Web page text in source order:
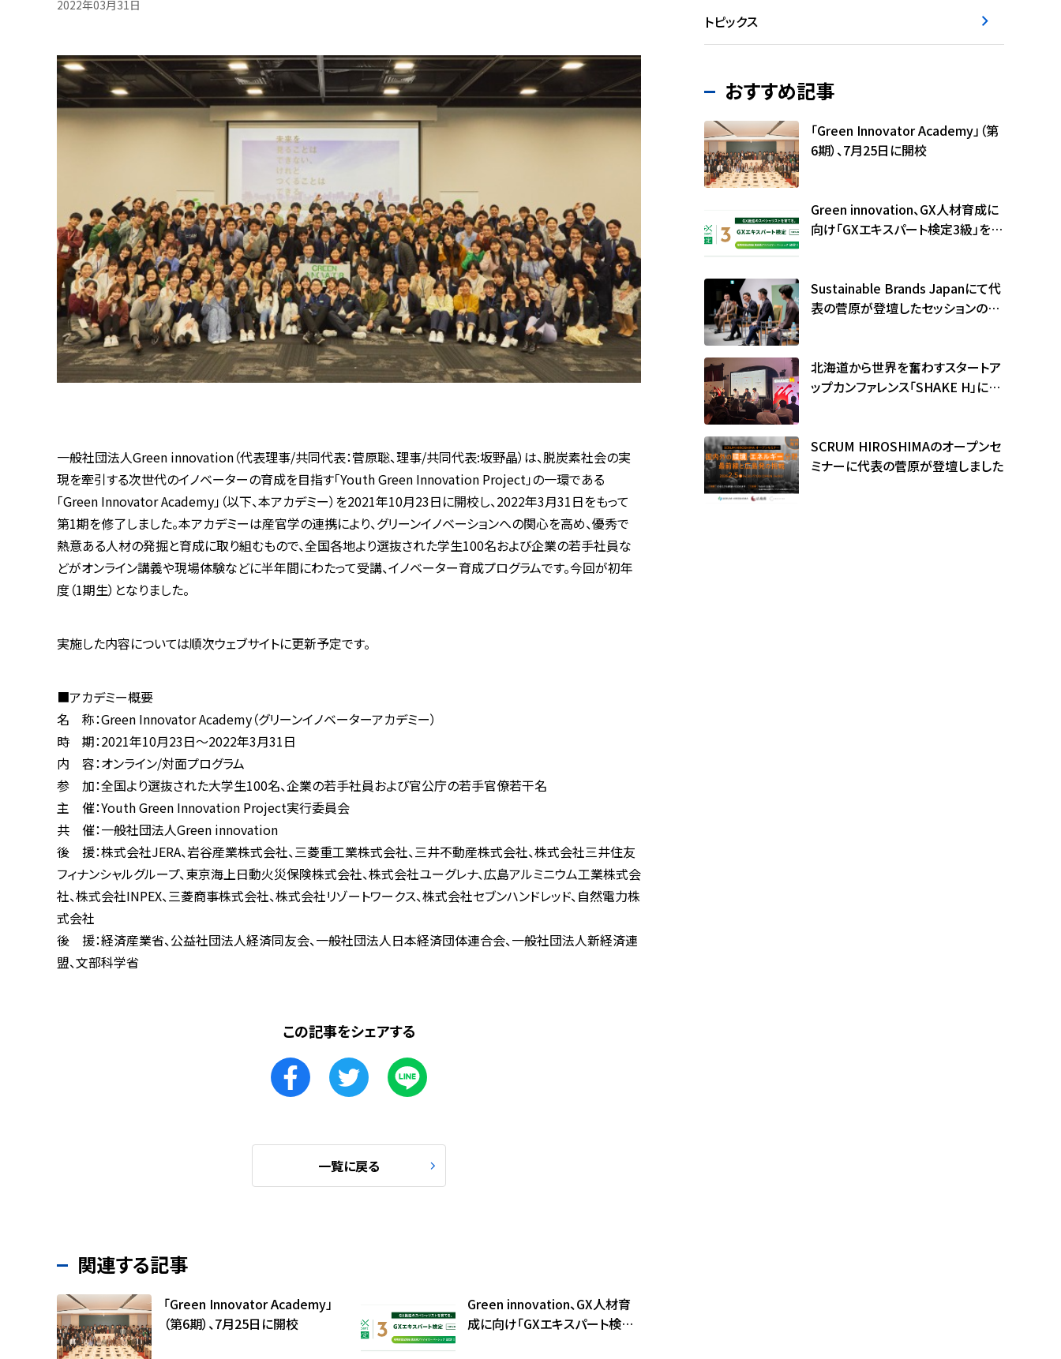
2022年03月31日
一般社団法人Green innovation（代表理事/共同代表：菅原聡、理事/共同代表:坂野晶）は、脱炭素社会の実
現を牽引する次世代のイノベーターの育成を目指す「Youth Green Innovation Project」の一環である
「Green Innovator Academy」（以下、本アカデミー）を2021年10月23日に開校し、2022年3月31日をもって
第1期を修了しました。本アカデミーは産官学の連携により、グリーンイノベーションへの関心を高め、優秀で
熱意ある人材の発掘と育成に取り組むもので、全国各地より選抜された学生100名および企業の若手社員な
どがオンライン講義や現場体験などに半年間にわたって受講、イノベーター育成プログラムです。今回が初年
度（1期生）となりました。
実施した内容については順次ウェブサイトに更新予定です。
■アカデミー概要
名 称：Green Innovator Academy（グリーンイノベーターアカデミー）
時 期：2021年10月23日～2022年3月31日
内 容：オンライン/対面プログラム
参 加：全国より選抜された大学生100名、企業の若手社員および官公庁の若手官僚若干名
主 催：Youth Green Innovation Project実行委員会
共 催：一般社団法人Green innovation
後 援：株式会社JERA、岩谷産業株式会社、三菱重工業株式会社、三井不動産株式会社、株式会社三井住友
フィナンシャルグループ、東京海上日動火災保険株式会社、株式会社ユーグレナ、広島アルミニウム工業株式会
社、株式会社INPEX、三菱商事株式会社、株式会社リゾートワークス、株式会社セブンハンドレッド、自然電力株
式会社
後 援：経済産業省、公益社団法人経済同友会、一般社団法人日本経済団体連合会、一般社団法人新経済連
盟、文部科学省
この記事をシェアする
一覧に戻る
関連する記事
「Green Innovator Academy」
（第6期）、7月25日に開校
Green innovation、GX人材育
成に向け「GXエキスパート検定3
トピックス
おすすめ記事
「Green Innovator Academy」（第
6期）、7月25日に開校
Green innovation、GX人材育成に
向け「GXエキスパート検定3級」を本
Sustainable Brands Japanにて代
表の菅原が登壇したセッションの記
北海道から世界を奮わすスタートア
ップカンファレンス「SHAKE H」に代
SCRUM HIROSHIMAのオープンセ
ミナーに代表の菅原が登壇しました